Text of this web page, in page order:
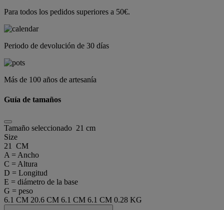
Para todos los pedidos superiores a 50€.
Periodo de devolución de 30 días
Más de 100 años de artesanía
Guía de tamaños
Tamaño seleccionado 21 cm
Size
21 CM
A = Ancho
C = Altura
D = Longitud
E = diámetro de la base
G = peso
6.1 CM 20.6 CM 6.1 CM 6.1 CM 0.28 KG